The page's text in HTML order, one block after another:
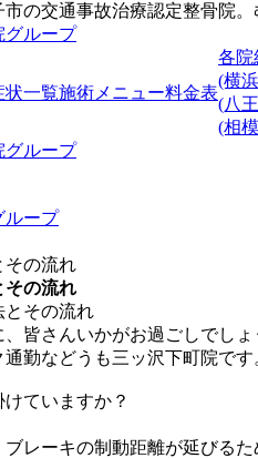
の交通事故治療認定整骨院
状一覧施術メニュー料金表
各院
(横
(八
(相
ループ
その流れ
その流れ
皆さんいかがお過ごしでしょ
勤などうも三ッ沢下町院です
ていますか？
レーキの制動距離が延びる